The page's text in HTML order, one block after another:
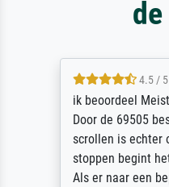
4.5 / 5
ik beoordeel
Door de 69505
scrollen is echter
stoppen begint
Als er naar een